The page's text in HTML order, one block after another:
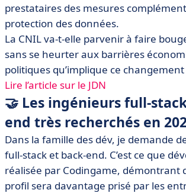
prestataires des mesures
protection des données.
La CNIL va-t-elle parvenir à faire
sans se heurter aux barrières
politiques qu’implique ce changement
Lire l’article sur le JDN
🤝 Les ingénieurs full-
end très recherchés en
Dans la famille des dév, je demande
full-stack et back-end. C’est ce que
réalisée par Codingame, démontrant
profil sera davantage prisé par les